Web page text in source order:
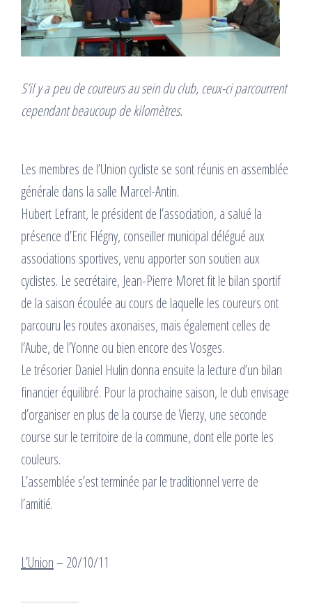
S’il y a peu de coureurs au sein du club, ceux-ci parcourrent
cependant beaucoup de kilomètres.
Les membres de l’Union cycliste se sont réunis en assemblée
générale dans la salle Marcel-Antin.
Hubert Lefrant, le président de l’association, a salué la
présence d’Eric Flégny, conseiller municipal délégué aux
associations sportives, venu apporter son soutien aux
cyclistes. Le secrétaire, Jean-Pierre Moret fit le bilan sportif
de la saison écoulée au cours de laquelle les coureurs ont
parcouru les routes axonaises, mais également celles de
l’Aube, de l’Yonne ou bien encore des Vosges.
Le trésorier Daniel Hulin donna ensuite la lecture d’un bilan
financier équilibré. Pour la prochaine saison, le club envisage
d’organiser en plus de la course de Vierzy, une seconde
course sur le territoire de la commune, dont elle porte les
couleurs.
L’assemblée s’est terminée par le traditionnel verre de
l’amitié.
L’Union– 20/10/11